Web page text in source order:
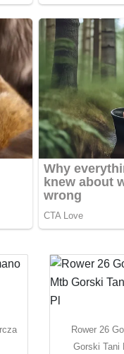
Rower 26
Gorski Tani